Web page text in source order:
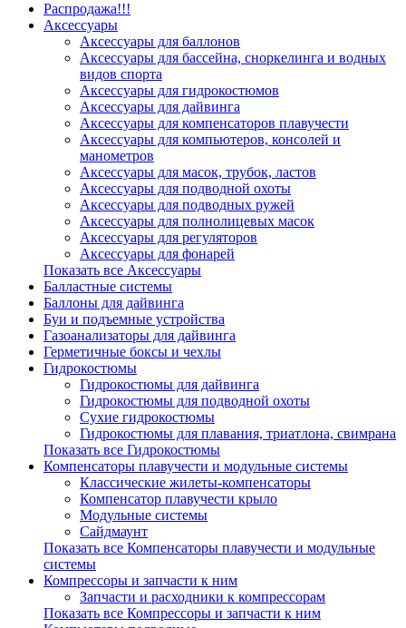
Распродажа!!!
Аксессуары
Аксессуары для баллонов
Аксессуары для бассейна, сноркелинга и водных
видов спорта
Аксессуары для гидрокостюмов
Аксессуары для дайвинга
Аксессуары для компенсаторов плавучести
Аксессуары для компьютеров, консолей и
манометров
Аксессуары для масок, трубок, ластов
Аксессуары для подводной охоты
Аксессуары для подводных ружей
Аксессуары для полнолицевых масок
Аксессуары для регуляторов
Аксессуары для фонарей
Показать все Аксессуары
Балластные системы
Баллоны для дайвинга
Буи и подъемные устройства
Газоанализаторы для дайвинга
Герметичные боксы и чехлы
Гидрокостюмы
Гидрокостюмы для дайвинга
Гидрокостюмы для подводной охоты
Сухие гидрокостюмы
Гидрокостюмы для плавания, триатлона, свимрана
Показать все Гидрокостюмы
Компенсаторы плавучести и модульные системы
Классические жилеты-компенсаторы
Компенсатор плавучести крыло
Модульные системы
Сайдмаунт
Показать все Компенсаторы плавучести и модульные
системы
Компрессоры и запчасти к ним
Запчасти и расходники к компрессорам
Показать все Компрессоры и запчасти к ним